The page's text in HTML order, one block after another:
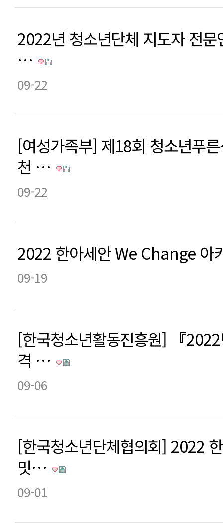
2022년 청소년단체 지도자 전문
…
09-22
[여성가족부] 제18회 청소년푸
천 …
09-22
2022 한아세안 We Change
09-19
[한국청소년활동진흥원] 『
격 …
09-06
[한국청소년단체협의회] 2022
밋…
09-01